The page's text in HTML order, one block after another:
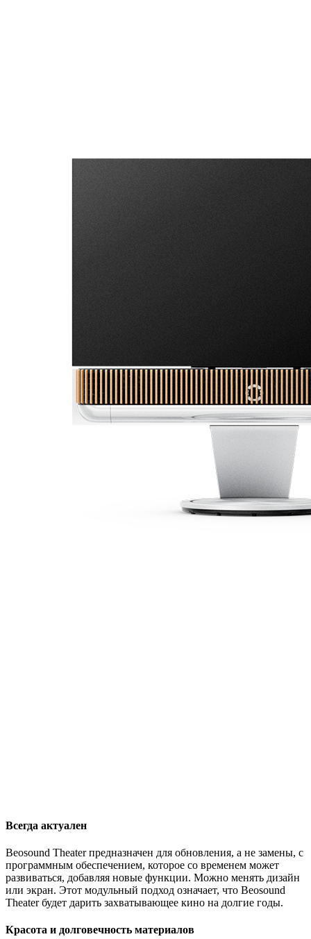
Всегда актуален
Beosound Theater предназначен для обновления, а не замены, с
программным обеспечением, которое со временем может
развиваться, добавляя новые функции. Можно менять дизайн
или экран. Этот модульный подход означает, что Beosound
Theater будет дарить захватывающее кино на долгие годы.
Красота и долговечность материалов